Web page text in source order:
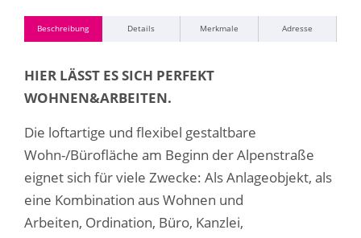
Beschreibung Details Merkmale Adresse
HIER LÄSST ES SICH PERFEKT
WOHNEN&ARBEITEN.
Die loftartige und flexibel gestaltbare
Wohn-/Bürofläche am Beginn der Alpenstraße
eignet sich für viele Zwecke: Als Anlageobjekt, als
eine Kombination aus Wohnen und
Arbeiten, Ordination, Büro, Kanzlei,